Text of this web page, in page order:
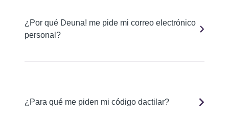
¿Por qué Deuna! me pide mi correo electrónico
personal?
¿Para qué me piden mi código dactilar?